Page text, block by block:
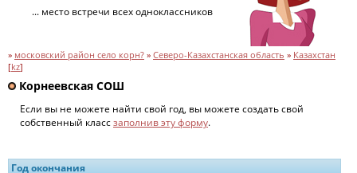
... место встречи всех одноклассников
» московский район село корн? » Северо-Казахстанская область » Казахстан
[kz]
Корнеевская СОШ
Если вы не можете найти свой год, вы можете создать свой
собственный классзаполнив эту форму.
Год окончания